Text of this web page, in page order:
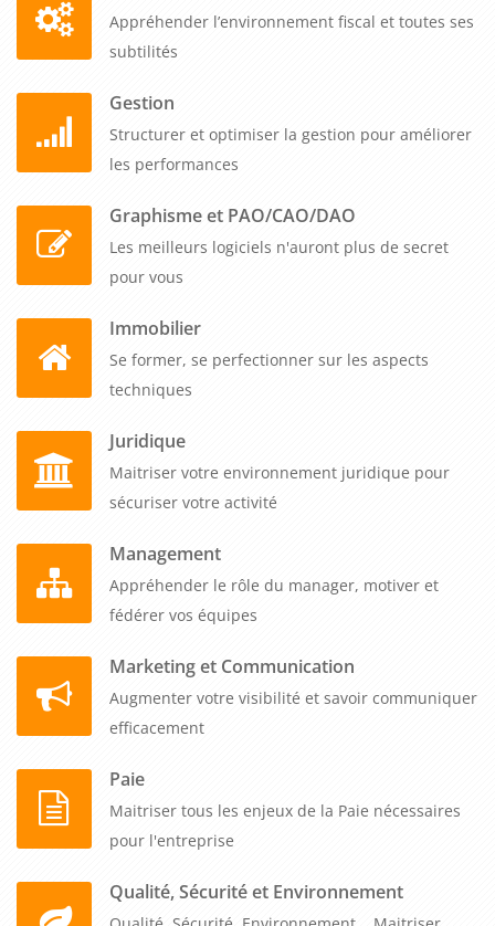
avancées de Publisher. Grâce à cette formation, ils pourront
exprimer leur créativité, répondre aux besoins des clients et
permettra de se démarquer dans leur domaine, de répondre
aux exigences des clients et de mener à bien leurs projets de
conception avec succès.
Appréhender l’environnement fiscal et toutes ses
subtilités
Gestion
Structurer et optimiser la gestion pour améliorer
les performances
Graphisme et PAO/CAO/DAO
Les meilleurs logiciels n'auront plus de secret
pour vous
Immobilier
Se former, se perfectionner sur les aspects
techniques
Juridique
Maitriser votre environnement juridique pour
sécuriser votre activité
Management
Appréhender le rôle du manager, motiver et
fédérer vos équipes
Marketing et Communication
Augmenter votre visibilité et savoir communiquer
efficacement
Paie
Maitriser tous les enjeux de la Paie nécessaires
pour l'entreprise
Qualité, Sécurité et Environnement